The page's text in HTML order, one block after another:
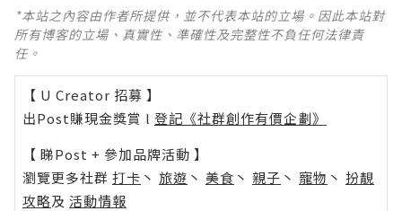
*本站之內容由作者所提供，並不代表本站的立場。因此本站對
所有博客的立場、真實性、準確性及完整性不負任何法律責
任。
【 U Creator 招募 】
出Post賺現金獎賞 l 登記《社群創作有價企劃》
【 睇Post + 參加品牌活動 】
瀏覽更多社群 打卡 丶 旅遊 丶 美食 丶 親子 丶 寵物 丶 扮靚
攻略及 活動情報